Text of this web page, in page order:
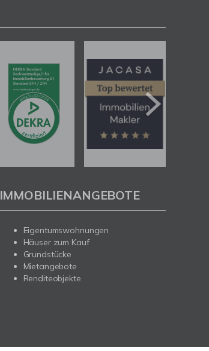
IMMOBILIENANGEBOTE
Eigentumswohnungen
Häuser zum Kauf
Grundstücke
Mietangebote
Renditeobjekte